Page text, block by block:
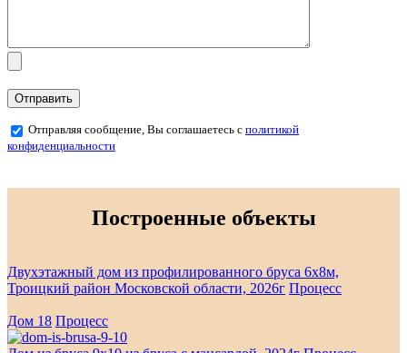
Отправляя сообщение, Вы соглашаетесь с политикой
конфиденциальности
Построенные объекты
Двухэтажный дом из профилированного бруса 6х8м,
Троицкий район Московской области, 2026г Процесс
Дом 18 Процесс